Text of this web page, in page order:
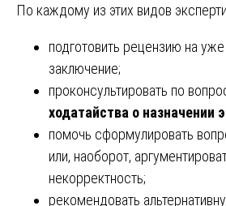
По каждому из этих видов
подготовить рецензию на
заключение;
проконсультировать по
ходатайства о назначении
помочь сформулировать
или, наоборот,
некорректность;
рекомендовать